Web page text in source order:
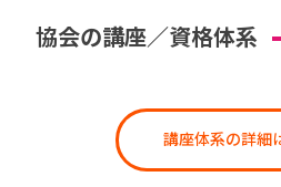
協会の講座／資格体系
講座体系の詳細